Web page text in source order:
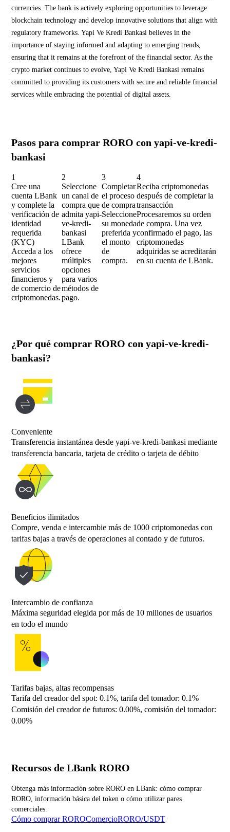
currencies. The bank is actively exploring opportunities to leverage
blockchain technology and develop innovative solutions that align with
regulatory frameworks. Yapi Ve Kredi Bankasi believes in the
importance of staying informed and adapting to emerging trends,
ensuring that it remains at the forefront of the financial sector. As the
crypto market continues to evolve, Yapi Ve Kredi Bankasi remains
committed to providing its customers with secure and reliable financial
services while embracing the potential of digital assets.
Pasos para comprar RORO con yapi-ve-kredi-
bankasi
1
Cree una
cuenta LBank
y complete la
verificación de
identidad
requerida
(KYC)
Acceda a los
mejores
servicios
financieros y
de comercio de
criptomonedas.
2
Seleccione
un canal de
compra que
admita yapi-
ve-kredi-
bankasi
LBank
ofrece
múltiples
opciones
para varios
métodos de
pago.
3
Completar
el proceso
de compra
Seleccione
su moneda
preferida y
el monto
de
compra.
4
Reciba criptomonedas
después de completar la
transacción
Procesaremos su orden
de compra. Una vez
confirmado el pago, las
criptomonedas
adquiridas se acreditarán
en su cuenta de LBank.
¿Por qué comprar RORO con yapi-ve-kredi-
bankasi?
Conveniente
Transferencia instantánea desde yapi-ve-kredi-bankasi mediante
transferencia bancaria, tarjeta de crédito o tarjeta de débito
Beneficios ilimitados
Compre, venda e intercambie más de 1000 criptomonedas con
tarifas bajas a través de operaciones al contado y de futuros.
Intercambio de confianza
Máxima seguridad elegida por más de 10 millones de usuarios
en todo el mundo
Tarifas bajas, altas recompensas
Tarifa del creador del spot: 0.1%, tarifa del tomador: 0.1%
Comisión del creador de futuros: 0.00%, comisión del tomador:
0.00%
Recursos de LBank RORO
Obtenga más información sobre RORO en LBank: cómo comprar
RORO, información básica del token o cómo utilizar pares
comerciales.
Cómo comprar ROROComercioRORO/USDT